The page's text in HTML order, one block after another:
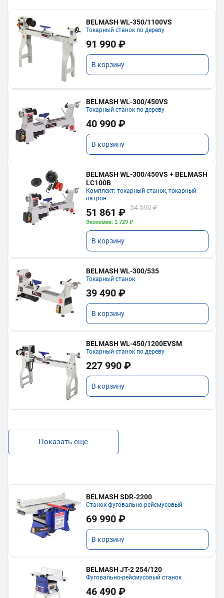
BELMASH WL-350/1100VS
Токарный станок по дереву
91 990 ₽
В корзину
BELMASH WL-300/450VS
Токарный станок по дереву
40 990 ₽
В корзину
BELMASH WL-300/450VS + BELMASH
LC100B
Комплект: токарный станок, токарный
патрон
51 861 ₽ 54 590 ₽
Экономия: 2 729 ₽
В корзину
BELMASH WL-300/535
Токарный станок
39 490 ₽
В корзину
BELMASH WL-450/1200EVSM
Токарный станок по дереву
227 990 ₽
В корзину
Показать еще
BELMASH SDR-2200
Станок фуговально-рейсмусовый
69 990 ₽
В корзину
BELMASH JT-2 254/120
Фуговально-рейсмусовый станок
46 490 ₽